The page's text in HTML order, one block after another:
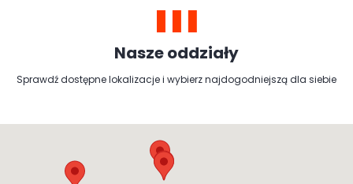
Nasze oddziały
Sprawdź dostępne lokalizacje i wybierz najdogodniejszą dla siebie